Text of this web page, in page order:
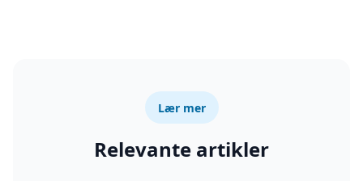
Lær mer
Relevante artikler